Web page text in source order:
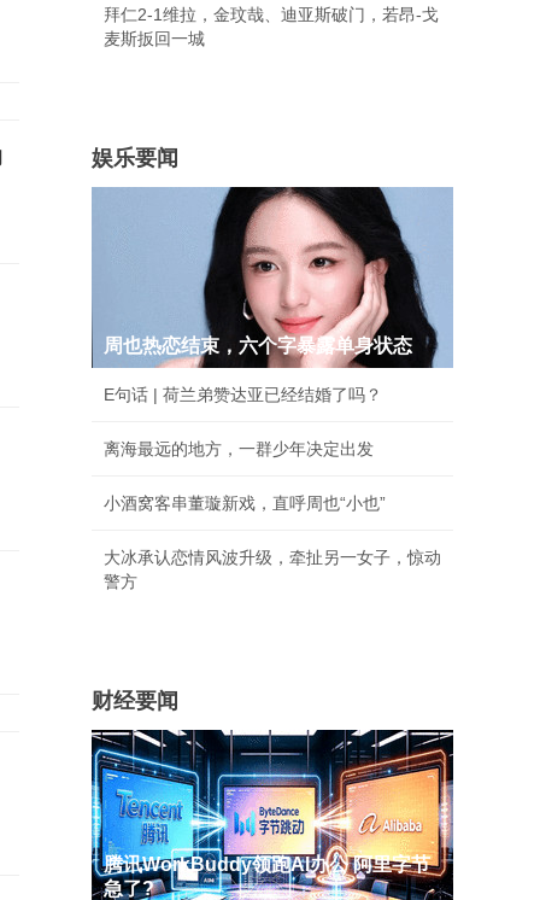
拜仁2-1维拉，金玟哉、迪亚斯破门，若昂-戈
麦斯扳回一城
娱乐要闻
周也热恋结束，六个字暴露单身状态
E句话 | 荷兰弟赞达亚已经结婚了吗？
离海最远的地方，一群少年决定出发
小酒窝客串董璇新戏，直呼周也“小也”
大冰承认恋情风波升级，牵扯另一女子，惊动
警方
财经要闻
腾讯WorkBuddy领跑AI办公 阿里字节
急了?